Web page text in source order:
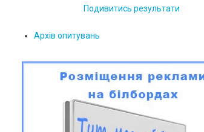
Подивитись результати
Архів опитувань